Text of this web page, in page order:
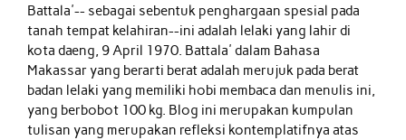
Battala'-- sebagai sebentuk penghargaan spesial pada
tanah tempat kelahiran--ini adalah lelaki yang lahir di
kota daeng, 9 April 1970. Battala' dalam Bahasa
Makassar yang berarti berat adalah merujuk pada berat
badan lelaki yang memiliki hobi membaca dan menulis ini,
yang berbobot 100 kg. Blog ini merupakan kumpulan
tulisan yang merupakan refleksi kontemplatifnya atas